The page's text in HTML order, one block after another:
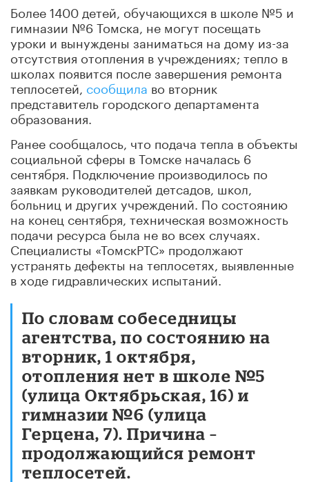
Более 1400 детей, обучающихся в школе №5 и
гимназии №6 Томска, не могут посещать
уроки и вынуждены заниматься на дому из-за
отсутствия отопления в учреждениях; тепло в
школах появится после завершения ремонта
теплосетей, сообщила во вторник
представитель городского департамента
образования.
Ранее сообщалось, что подача тепла в объекты
социальной сферы в Томске началась 6
сентября. Подключение производилось по
заявкам руководителей детсадов, школ,
больниц и других учреждений. По состоянию
на конец сентября, техническая возможность
подачи ресурса была не во всех случаях.
Специалисты «ТомскРТС» продолжают
устранять дефекты на теплосетях, выявленные
в ходе гидравлических испытаний.
По словам собеседницы
агентства, по состоянию на
вторник, 1 октября,
отопления нет в школе №5
(улица Октябрьская, 16) и
гимназии №6 (улица
Герцена, 7). Причина –
продолжающийся ремонт
теплосетей.